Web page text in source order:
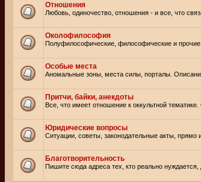
Отношения
Любовь, одиночество, отношения - и все, что
Околофилософия
Полуфилософические, философические и
Особые места
Аномальные зоны, места силы, порталы.
Притчи, байки, анекдоты
Все, что имеет отношение к оккультной
Юридические вопросы
Ситуации, советы, законодательные акты, прямо
Благотворительность
Пишите сюда адреса тех, кто реально